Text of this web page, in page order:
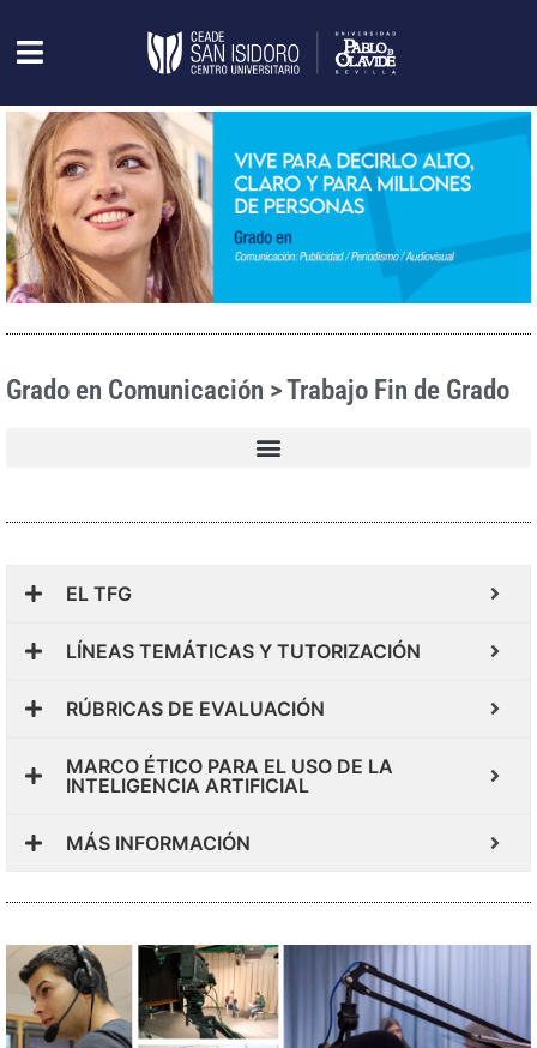
Grado en Comunicación > Trabajo Fin de Grado
EL TFG
LÍNEAS TEMÁTICAS Y TUTORIZACIÓN
RÚBRICAS DE EVALUACIÓN
MARCO ÉTICO PARA EL USO DE LA
INTELIGENCIA ARTIFICIAL
MÁS INFORMACIÓN